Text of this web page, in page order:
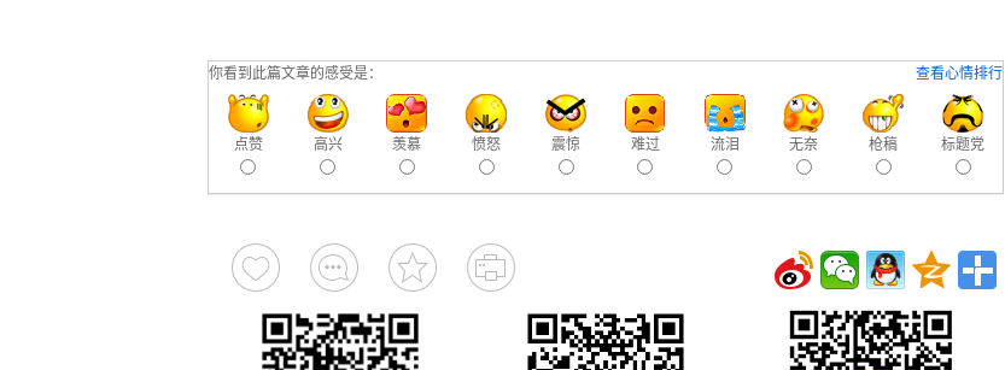
查看心情排行
你看到此篇文章的感受是：
点赞 高兴 羡慕 愤怒 震惊 难过 流泪 无奈 枪稿 标题党